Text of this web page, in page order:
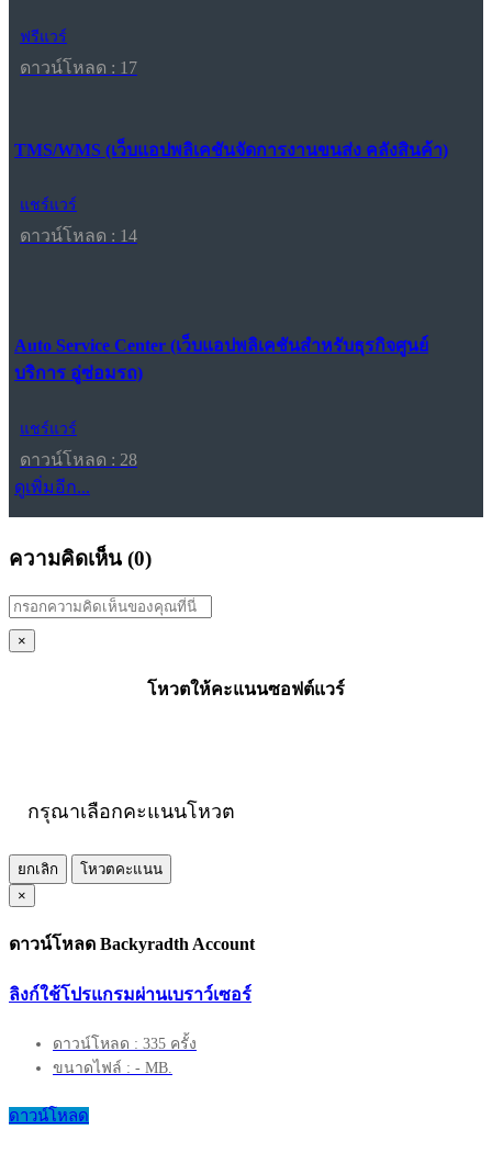
ฟรีแวร์
ดาวน์โหลด : 17
TMS/WMS (เว็บแอปพลิเคชันจัดการงานขนส่ง คลังสินค้า)
แชร์แวร์
ดาวน์โหลด : 14
Auto Service Center (เว็บแอปพลิเคชันสำหรับธุรกิจศูนย์
บริการ อู่ซ่อมรถ)
แชร์แวร์
ดาวน์โหลด : 28
ดูเพิ่มอีก...
ความคิดเห็น (0)
×
โหวตให้คะแนนซอฟต์แวร์
กรุณาเลือกคะแนนโหวต
ยกเลิก
โหวตคะแนน
×
ดาวน์โหลด Backyradth Account
ลิงก์ใช้โปรแกรมผ่านเบราว์เซอร์
ดาวน์โหลด : 335 ครั้ง
ขนาดไฟล์ : - MB.
ดาวน์โหลด